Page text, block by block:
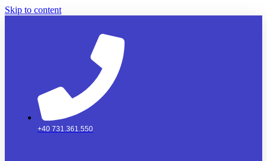
Skip to content
+40 731.361.550